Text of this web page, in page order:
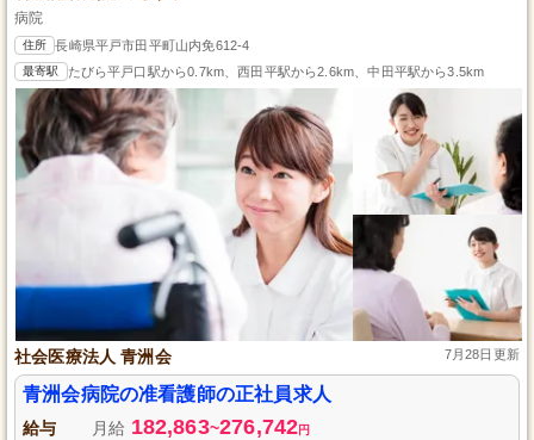
病院
住所 長崎県平戸市田平町山内免612-4
最寄駅 たびら平戸口駅から0.7km、西田平駅から2.6km、中田平駅から3.5km
社会医療法人 青洲会 7月28日更新
青洲会病院の准看護師の正社員求人
給与 月給 182,863~276,742円